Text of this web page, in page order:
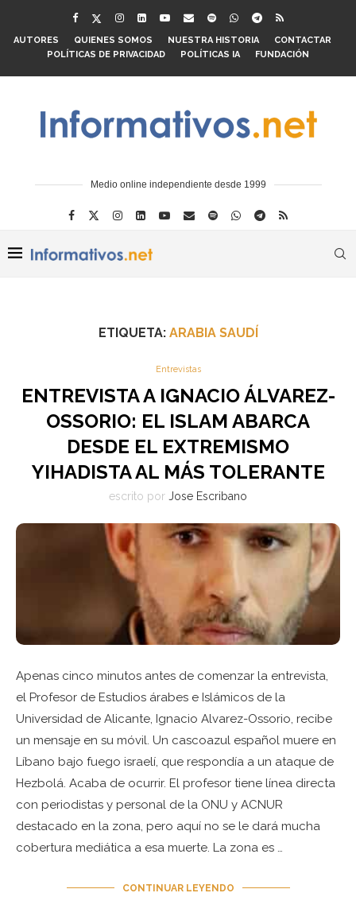
AUTORES QUIENES SOMOS NUESTRA HISTORIA
CONTACTAR
POLÍTICAS DE PRIVACIDAD
POLÍTICAS IA FUNDACIÓN
Medio online independiente desde 1999
ETIQUETA: ARABIA SAUDÍ
Entrevistas
ENTREVISTA A IGNACIO ÁLVAREZ-
OSSORIO: EL ISLAM ABARCA
DESDE EL EXTREMISMO
YIHADISTA AL MÁS TOLERANTE
escrito por Jose Escribano
Apenas cinco minutos antes de comenzar la entrevista,
el Profesor de Estudios árabes e Islámicos de la
Universidad de Alicante, Ignacio Alvarez-Ossorio, recibe
un mensaje en su móvil. Un cascoazul español muere en
Líbano bajo fuego israelí, que respondía a un ataque de
Hezbolá. Acaba de ocurrir. El profesor tiene línea directa
con periodistas y personal de la ONU y ACNUR
destacado en la zona, pero aquí no se le dará mucha
cobertura mediática a esa muerte. La zona es …
CONTINUAR LEYENDO